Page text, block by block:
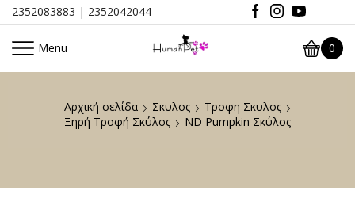
2352083883 | 2352042044
Menu 0
Αρχική σελίδα Σκυλος
Τροφη Σκυλος
Ξηρή Τροφή Σκύλος
ND Pumpkin Σκύλος